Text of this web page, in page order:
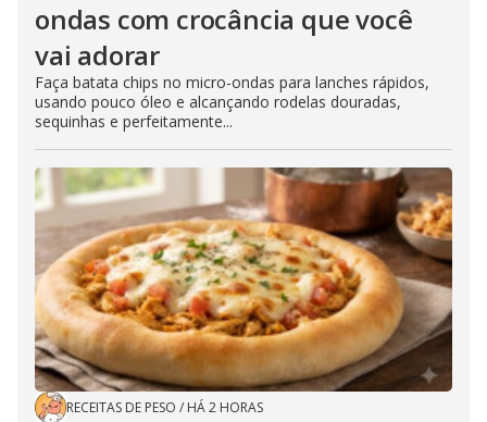
ondas com crocância que você
vai adorar
Faça batata chips no micro-ondas para lanches rápidos,
usando pouco óleo e alcançando rodelas douradas,
sequinhas e perfeitamente...
RECEITAS DE PESO / HÁ 2 HORAS